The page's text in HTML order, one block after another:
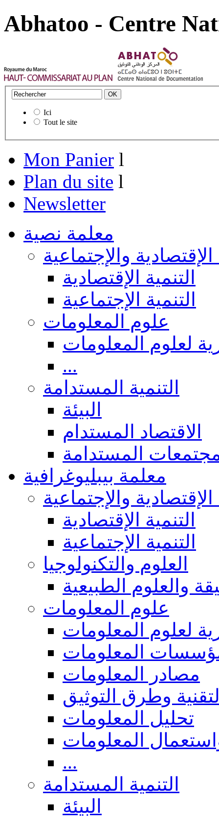
Abhatoo - Centre
Ici
Tout le site
Mon Panier l
Plan du site l
Newsletter
معلمة نصية
الإقتصادية والإجتماعية
التنمية الإقتصادية
التنمية الإجتماعية
علوم المعلومات
لعلوم المعلومات
...
التنمية المستدامة
البيئة
الاقتصاد المستدام
المستدامة
معلمة بيبليوغرافية
الإقتصادية والإجتماعية
التنمية الإقتصادية
التنمية الإجتماعية
العلوم والتكنولوجيا
والعلوم الطبيعية
علوم المعلومات
لعلوم المعلومات
المعلومات
مصادر المعلومات
وطرق التوثيق
تحليل المعلومات
المعلومات
...
التنمية المستدامة
البيئة